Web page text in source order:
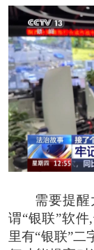
需要提
谓“银联”软
里有“银联”二